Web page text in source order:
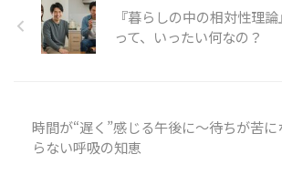
変化を迎 ...
ありませんか？ 特に、仕事でも
家事でも「待ち」の時間が多いと
き。 子どもの習い事の迎え、パ
足取りが重い午後」こそ、 じつ
は心の視点を切り替えるチャンス
かもしれません。 時間が遅く感
整っている
きでは、 ま
れるという
は“相対性”
るのかもし
始まる新シ
『暮らしの中の相対性理
って、いったい何なの？
時間が“遅く”感じる午後に～待ちが苦に
らない呼吸の知恵